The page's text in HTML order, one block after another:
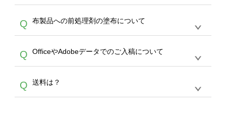
ビスをご利用ください。(※ 30個以下の場合
は、デザインツールをご利用ください)
メールでお知らせいたしますので、直接配送業
者にご連絡いただき調整をお願い致します。
A
カート内で自動的に割引(最大50%)が適用され
ます。 【付与ポイント】購入金額の1％が1ポ
イントとして付与され、次回ご注文時に1ポイ
ント＝1円としてお使いいただけます。ポイン
トは発送完了の翌日に付与され、次回ご注文時
からご利用頂けます。ポイントの有効期限は一
年間です。【会員ランク】過去10カ月のご注
文回数により会員ランク割引(最大5%)が適用
Q 布製品への前処理剤の塗布について
A
意点（前処理剤）】カラー生地（Tシャツのホ
ワイト、トートバッグのナチュラル、ホワイト
といって、プリントを定着させるための処理剤
を塗布しており、短納期・低価格で商品をお届
Q OfficeやAdobeデータでのご入稿について
A
ません。いずれのデータも該当デザインのみ画
像(JPEG,PNG,GIF,PDF)に変換、またはAdobe
Q 送料は？